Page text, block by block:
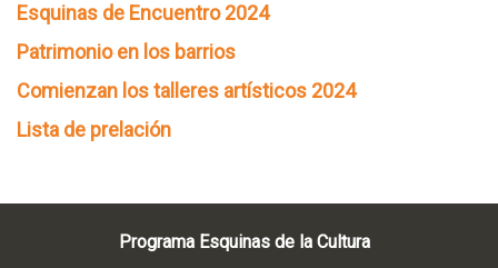
Esquinas de Encuentro 2024
Patrimonio en los barrios
Comienzan los talleres artísticos 2024
Lista de prelación
Programa Esquinas de la Cultura